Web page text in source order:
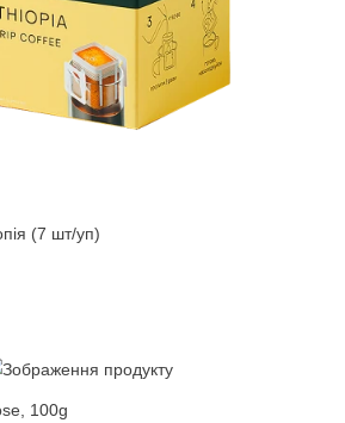
(7 шт/уп)
100g